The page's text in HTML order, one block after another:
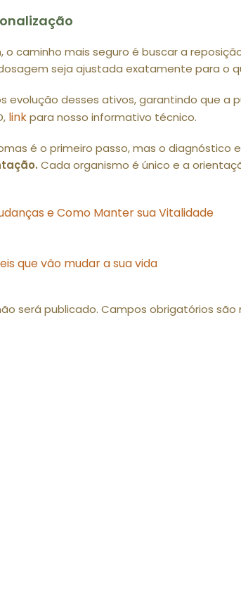
caminho mais seguro é buscar a
seja ajustada exatamente para o
evolução desses ativos, garantindo que a
linkpara nosso informativo técnico.
é o primeiro passo, mas o diagnóstico
Cada organismo é único e a
e Como Manter sua Vitalidade
que vão mudar a sua vida
será publicado. Campos obrigatórios são